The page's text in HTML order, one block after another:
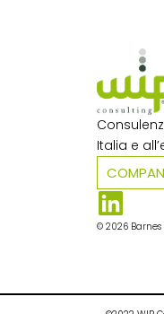
Italia e
© 2026 Barnes